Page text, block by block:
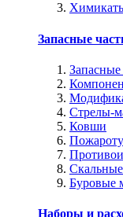
Запасные
Запасные
Стрелы-
Ковши
Буровые
Наборы и